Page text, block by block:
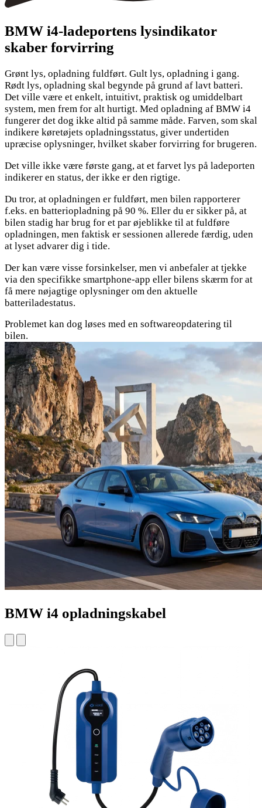
BMW i4-ladeportens lysindikator
skaber forvirring
Grønt lys, opladning fuldført. Gult lys, opladning i gang.
Rødt lys, opladning skal begynde på grund af lavt batteri.
Det ville være et enkelt, intuitivt, praktisk og umiddelbart
system, men frem for alt hurtigt. Med opladning af BMW i4
fungerer det dog ikke altid på samme måde. Farven, som skal
indikere køretøjets opladningsstatus, giver undertiden
upræcise oplysninger, hvilket skaber forvirring for brugeren.
Det ville ikke være første gang, at et farvet lys på ladeporten
indikerer en status, der ikke er den rigtige.
Du tror, at opladningen er fuldført, men bilen rapporterer
f.eks. en batteriopladning på 90 %. Eller du er sikker på, at
bilen stadig har brug for et par øjeblikke til at fuldføre
opladningen, men faktisk er sessionen allerede færdig, uden
at lyset advarer dig i tide.
Der kan være visse forsinkelser, men vi anbefaler at tjekke
via den specifikke smartphone-app eller bilens skærm for at
få mere nøjagtige oplysninger om den aktuelle
batteriladestatus.
Problemet kan dog løses med en softwareopdatering til
bilen.
BMW i4 opladningskabel